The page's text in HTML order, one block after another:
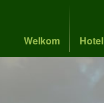
Welkom Hotel